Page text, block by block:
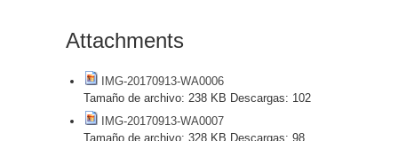
Attachments
IMG-20170913-WA0006
Tamaño de archivo: 238 KB Descargas: 102
IMG-20170913-WA0007
Tamaño de archivo: 328 KB Descargas: 98